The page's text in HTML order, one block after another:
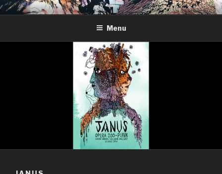
GRAND SBAM
Menu